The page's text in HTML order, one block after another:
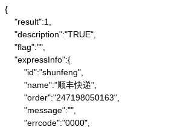
{
    "result":1,
    "description":"TRUE",
    "flag":"",
    "expressInfo":{
        "id":"shunfeng",
        "name":"顺丰快递",
        "order":"247198050163",
        "message":"",
        "errcode":"0000",